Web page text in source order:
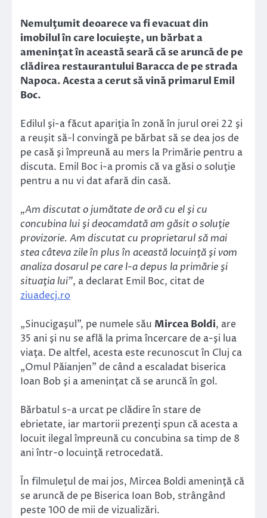
Nemulţumit deoarece va fi evacuat din
imobilul în care locuieşte, un bărbat a
ameninţat în această seară că se aruncă de pe
clădirea restaurantului Baracca de pe strada
Napoca. Acesta a cerut să vină primarul Emil
Boc.
Edilul şi-a făcut apariţia în zonă în jurul orei 22 şi
a reuşit să-l convingă pe bărbat să se dea jos de
pe casă şi împreună au mers la Primărie pentru a
discuta. Emil Boc i-a promis că va găsi o soluţie
pentru a nu vi dat afară din casă.
„Am discutat o jumătate de oră cu el şi cu
concubina lui şi deocamdată am găsit o soluţie
provizorie. Am discutat cu proprietarul să mai
stea câteva zile în plus în această locuinţă şi vom
analiza dosarul pe care l-a depus la primărie şi
situaţia lui”, a declarat Emil Boc, citat de
ziuadecj.ro
„Sinucigaşul”, pe numele său Mircea Boldi, are
35 ani şi nu se află la prima încercare de a-şi lua
viaţa. De altfel, acesta este recunoscut în Cluj ca
„Omul Păianjen” de când a escaladat biserica
Ioan Bob şi a ameninţat că se aruncă în gol.
Bărbatul s-a urcat pe clădire în stare de
ebrietate, iar martorii prezenţi spun că acesta a
locuit ilegal împreună cu concubina sa timp de 8
ani într-o locuinţă retrocedată.
În filmuleţul de mai jos, Mircea Boldi ameninţă că
se aruncă de pe Biserica Ioan Bob, strângând
peste 100 de mii de vizualizări.